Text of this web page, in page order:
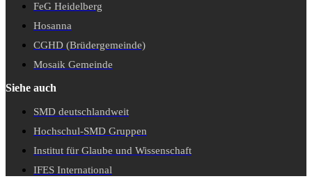
FeG Heidelberg
Hosanna
CGHD (Brüdergemeinde)
Mosaik Gemeinde
Siehe auch
SMD deutschlandweit
Hochschul-SMD Gruppen
Institut für Glaube und Wissenschaft
IFES International